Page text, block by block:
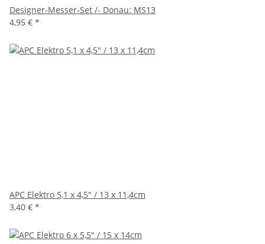
Designer-Messer-Set /- Donau: MS13
4,95 € *
APC Elektro 5,1 x 4,5" / 13 x 11,4cm
3,40 € *